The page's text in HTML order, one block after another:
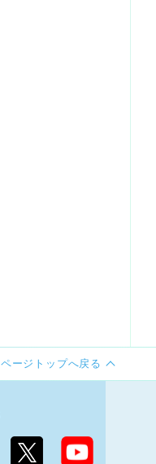
ページトップへ戻る